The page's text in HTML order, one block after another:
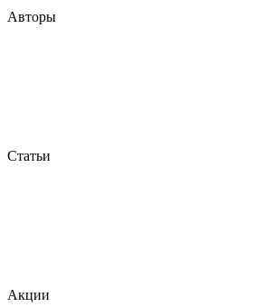
Авторы
Статьи
Акции